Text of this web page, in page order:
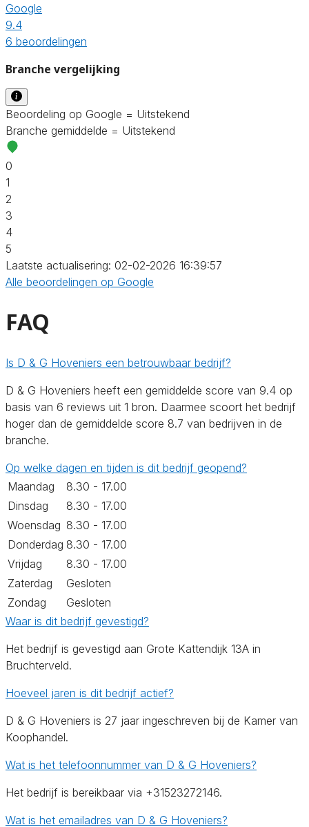
Google
9.4
6 beoordelingen
Branche vergelijking
Beoordeling op Google = Uitstekend
Branche gemiddelde = Uitstekend
0
1
2
3
4
5
Laatste actualisering: 02-02-2026 16:39:57
Alle beoordelingen op Google
FAQ
Is D & G Hoveniers een betrouwbaar bedrijf?
D & G Hoveniers heeft een gemiddelde score van 9.4 op
basis van 6 reviews uit 1 bron. Daarmee scoort het bedrijf
hoger dan de gemiddelde score 8.7 van bedrijven in de
branche.
Op welke dagen en tijden is dit bedrijf geopend?
Maandag
8.30 - 17.00
Dinsdag
8.30 - 17.00
Woensdag 8.30 - 17.00
Donderdag 8.30 - 17.00
Vrijdag
8.30 - 17.00
Zaterdag
Gesloten
Zondag
Gesloten
Waar is dit bedrijf gevestigd?
Het bedrijf is gevestigd aan Grote Kattendijk 13A in
Bruchterveld.
Hoeveel jaren is dit bedrijf actief?
D & G Hoveniers is 27 jaar ingeschreven bij de Kamer van
Koophandel.
Wat is het telefoonnummer van D & G Hoveniers?
Het bedrijf is bereikbaar via +31523272146.
Wat is het emailadres van D & G Hoveniers?